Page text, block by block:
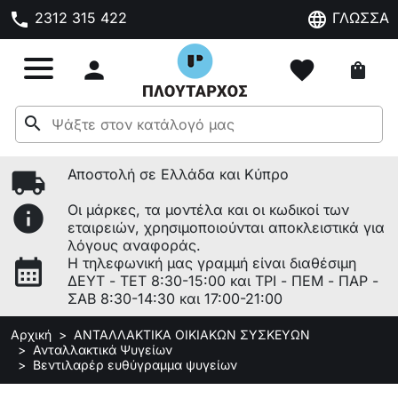
phone 2312 315 422 language ΓΛΩΣΣΑ
 favorite shopping_bag
search
local_shipping Αποστολή σε Ελλάδα και Κύπρο
info
Οι μάρκες, τα μοντέλα και οι κωδικοί των
εταιρειών, χρησιμοποιούνται αποκλειστικά για
λόγους αναφοράς.
calendar_month
Η τηλεφωνική μας γραμμή είναι διαθέσιμη
ΔΕΥΤ - ΤΕΤ 8:30-15:00 και ΤΡΙ - ΠΕΜ - ΠΑΡ -
ΣΑΒ 8:30-14:30 και 17:00-21:00
Αρχική
ΑΝΤΑΛΛΑΚΤΙΚΑ ΟΙΚΙΑΚΩΝ ΣΥΣΚΕΥΩΝ
Ανταλλακτικά Ψυγείων
Βεντιλαρέρ ευθύγραμμα ψυγείων